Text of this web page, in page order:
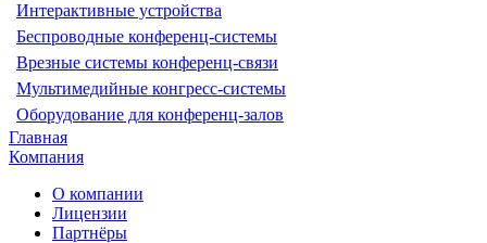
Интерактивные устройства
Беспроводные конференц-системы
Врезные системы конференц-связи
Мультимедийные конгресс-системы
Оборудование для конференц-залов
Главная
Компания
О компании
Лицензии
Партнёры